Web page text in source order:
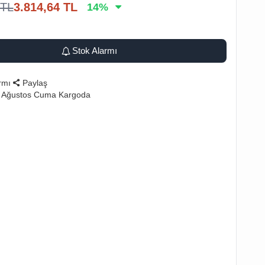
TL3.814,64 TL 14%
Stok Alarmı
Paylaş
Cuma Kargoda